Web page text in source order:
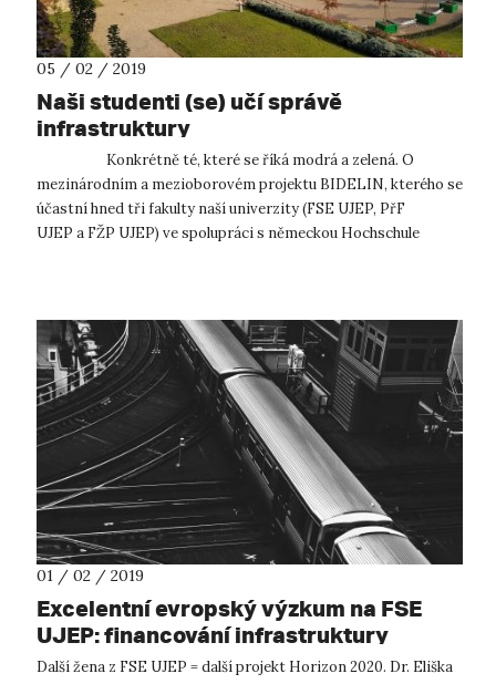
05 / 02 / 2019
Naši studenti (se) učí správě
infrastruktury
Konkrétně té, které se říká modrá a zelená. O
mezinárodním a mezioborovém projektu BIDELIN, kterého se
účastní hned tři fakulty naší univerzity (FSE UJEP, PřF
UJEP a FŽP UJEP) ve spolupráci s německou Hochschule
01 / 02 / 2019
Excelentní evropský výzkum na FSE
UJEP: financování infrastruktury
Další žena z FSE UJEP = další projekt Horizon 2020. Dr. Eliška